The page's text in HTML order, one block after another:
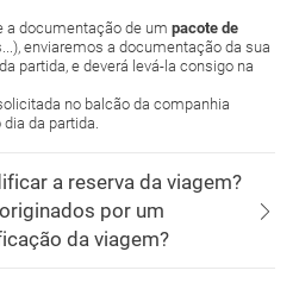
a documentação de um pacote de
enviaremos a documentação da sua
partida, e deverá levá-la consigo na
no balcão da companhia
da partida.
a reserva da viagem?
por um
da viagem?